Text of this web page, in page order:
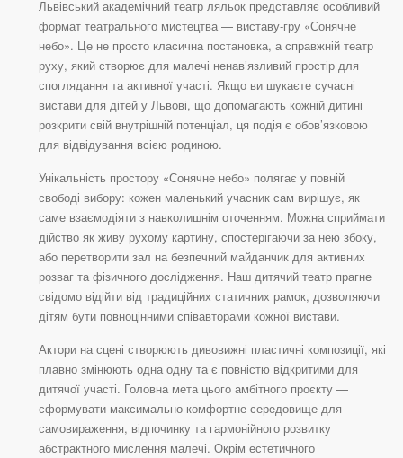
Львівський академічний театр ляльок представляє особливий
формат театрального мистецтва — виставу-гру «Сонячне
небо». Це не просто класична постановка, а справжній театр
руху, який створює для малечі ненав’язливий простір для
споглядання та активної участі. Якщо ви шукаєте сучасні
вистави для дітей у Львові, що допомагають кожній дитині
розкрити свій внутрішній потенціал, ця подія є обов’язковою
для відвідування всією родиною.
Унікальність простору «Сонячне небо» полягає у повній
свободі вибору: кожен маленький учасник сам вирішує, як
саме взаємодіяти з навколишнім оточенням. Можна сприймати
дійство як живу рухому картину, спостерігаючи за нею збоку,
або перетворити зал на безпечний майданчик для активних
розваг та фізичного дослідження. Наш дитячий театр прагне
свідомо відійти від традиційних статичних рамок, дозволяючи
дітям бути повноцінними співавторами кожної вистави.
Актори на сцені створюють дивовижні пластичні композиції, які
плавно змінюють одна одну та є повністю відкритими для
дитячої участі. Головна мета цього амбітного проєкту —
сформувати максимально комфортне середовище для
самовираження, відпочинку та гармонійного розвитку
абстрактного мислення малечі. Окрім естетичного